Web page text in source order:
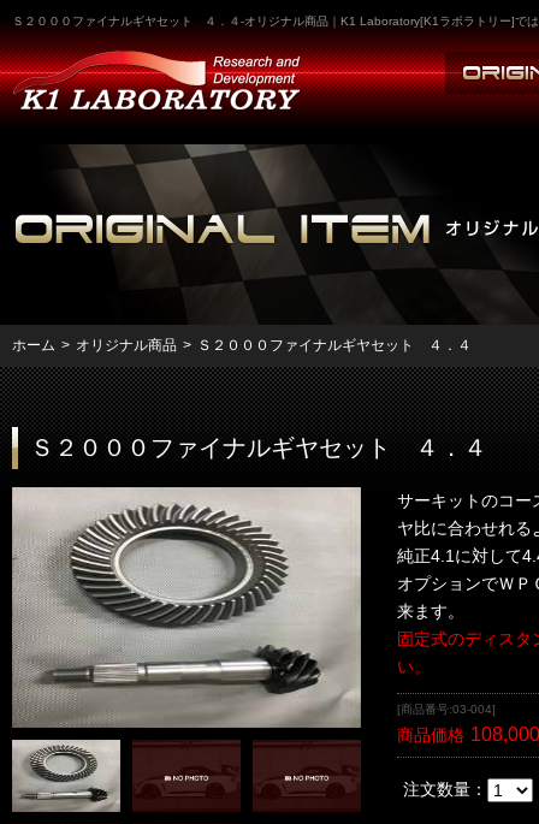
Ｓ２０００ファイナルギヤセット ４．４-オリジナル商品｜K1 Laboratory[K1ラボラトリー]で
ホーム > オリジナル商品 > Ｓ２０００ファイナルギヤセット ４．４
Ｓ２０００ファイナルギヤセット ４．４
サーキットのコー
ヤ比に合わせれる
純正4.1に対して
オプションでＷＰ
来ます。
固定式のディスタ
い。
[商品番号:03-004]
商品価格
注文数量：